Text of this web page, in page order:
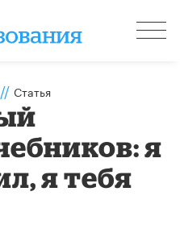
// Статья
я
я тебя